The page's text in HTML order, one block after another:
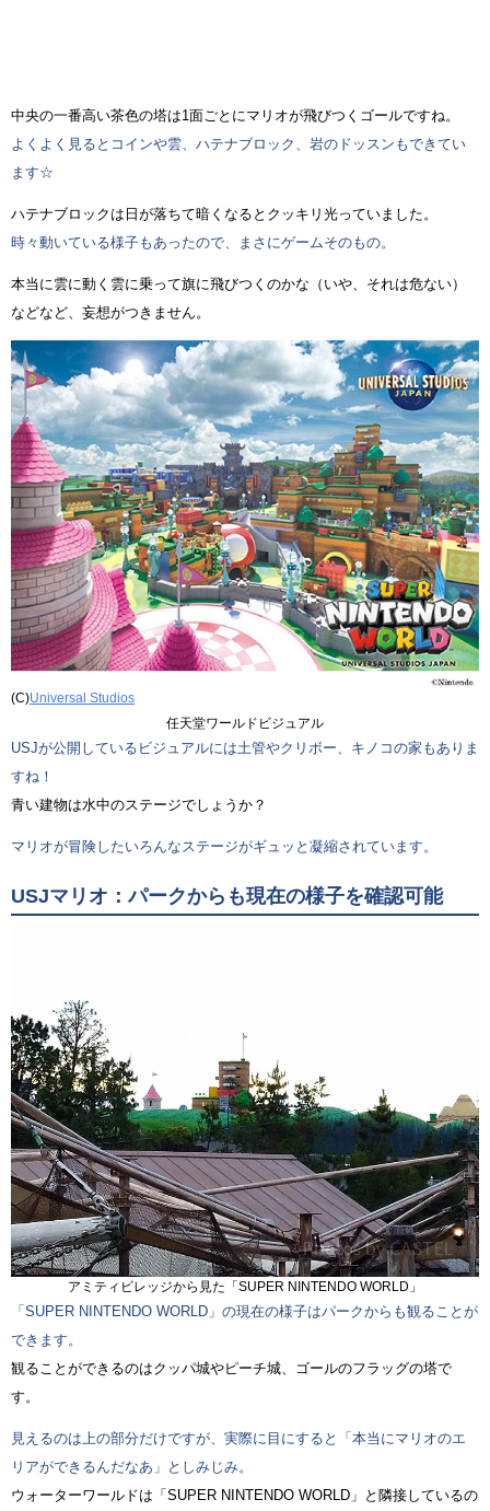
中央の一番高い茶色の塔は1面ごとにマリオが飛びつくゴールですね。
よくよく見るとコインや雲、ハテナブロック、岩のドッスンもできてい
ます☆
ハテナブロックは日が落ちて暗くなるとクッキリ光っていました。
時々動いている様子もあったので、まさにゲームそのもの。
本当に雲に動く雲に乗って旗に飛びつくのかな（いや、それは危ない）
などなど、妄想がつきません。
(C)Universal Studios
任天堂ワールドビジュアル
USJが公開しているビジュアルには土管やクリボー、キノコの家もありま
すね！
青い建物は水中のステージでしょうか？
マリオが冒険したいろんなステージがギュッと凝縮されています。
USJマリオ：パークからも現在の様子を確認可能
アミティビレッジから見た「SUPER NINTENDO WORLD」
「SUPER NINTENDO WORLD」の現在の様子はパークからも観ることが
できます。
観ることができるのはクッパ城やピーチ城、ゴールのフラッグの塔で
す。
見えるのは上の部分だけですが、実際に目にすると「本当にマリオのエ
リアができるんだなあ」としみじみ。
ウォーターワールドは「SUPER NINTENDO WORLD」と隣接しているの